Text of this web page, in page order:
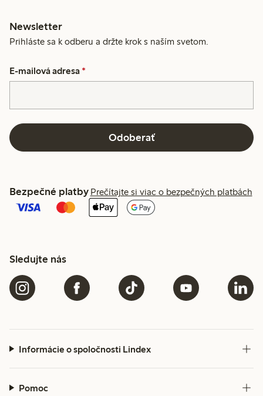
Newsletter
Prihláste sa k odberu a držte krok s naším svetom.
E-mailová adresa *
Odoberať
Bezpečné platby Prečítajte si viac o bezpečných platbách
Sledujte nás
Informácie o spoločnosti Lindex
Pomoc